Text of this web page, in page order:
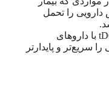
دارویی را تحمل
تحقیقات نشان داده‌اند که ترکیب tDCS با داروهای
سریع‌تر و پایدارتر